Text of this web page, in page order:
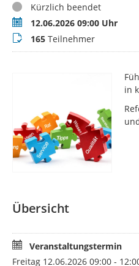
StatusKürzlich beendet
Termin12.06.2026 09:00 Uhr
Teilnehmer
165 Teilnehmer
in
Übersicht
Veranstaltungstermin
Freitag 12.06.2026 09:00 -